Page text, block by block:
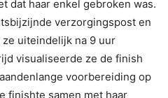
dat haar enkel gebroken was.
verzorgingspost en
uiteindelijk na 9 uur
visualiseerde ze de finish
voorbereiding op
finishte samen met haar